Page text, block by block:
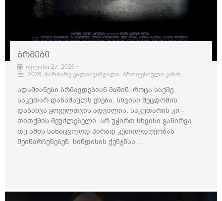
ბრმები
ივლისი 27, 2026 •
2026, ბარბარე კალაიჯიშვილი, პროფესიული კინო
ადამიანები ბრმავდებიან მაშინ, როცა საქმე
საკუთარ დანაშაულს ეხება. სხვისი შეცდომის
დანახვა ყოველთვის ადვილია, საკუთარის კი –
თითქმის შეუძლებელი. არ უჭირთ სხვისი გაწირვა,
თუ ამის სანაცვლოდ პირად კეთილდღეობას
შეინარჩუნებენ. სინდისის ქენჯნას …